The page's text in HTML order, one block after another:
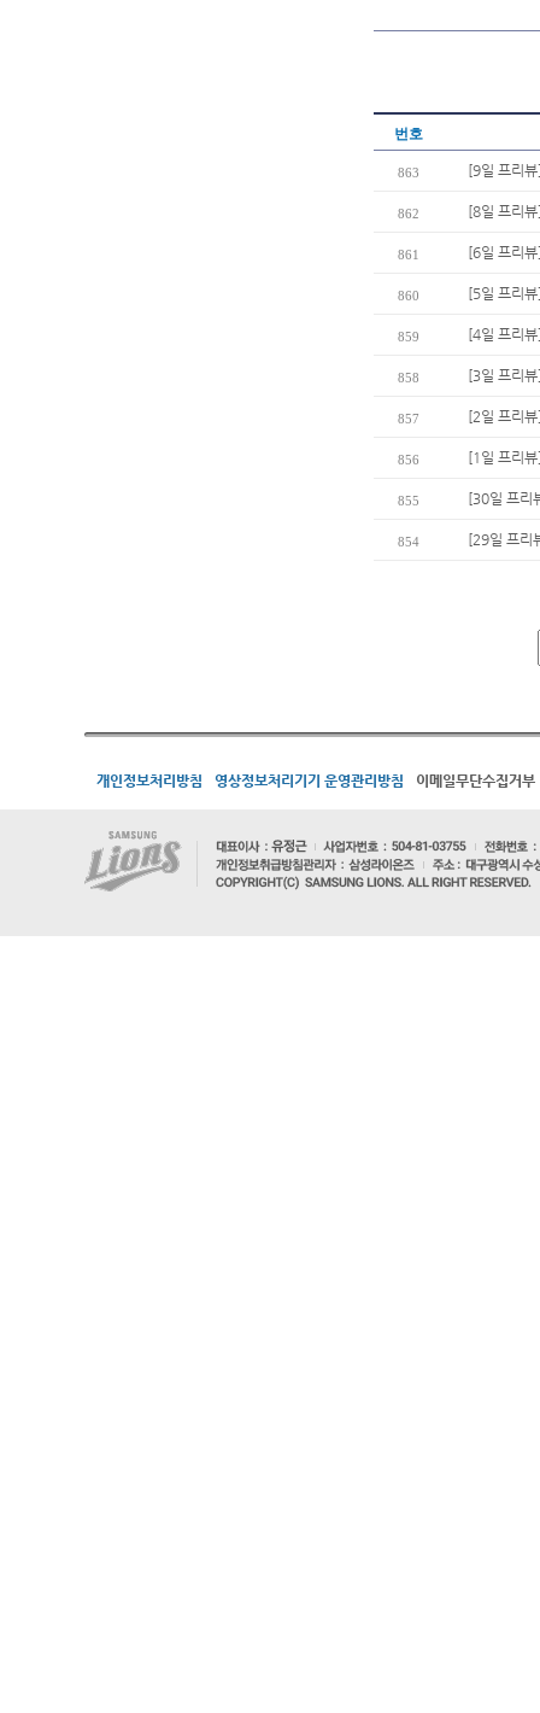
번호
863 [9일 프리
862 [8일 프리뷰
861 [6일 프리
860 [5일 프리
859 [4일 프리
858 [3일 프리
857 [2일 프리
856 [1일 프리
855 [30일 프리
854 [29일 프리
개인정보처리방침 영상정보처리기기 운영관리방침 이메일무단수집거부